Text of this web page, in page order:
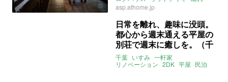
別荘
庭 売買
asp.athome.jp
日常を離れ、趣味に没頭。
都心から週末通える平屋の
別荘で週末に癒しを。（千
葉県いすみ市60㎡の売買物
件）
千葉 いすみ 一軒家
リノベーション 2DK 平屋 民泊